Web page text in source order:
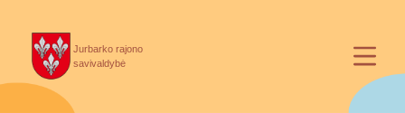
Jurbarko rajono
savivaldybė